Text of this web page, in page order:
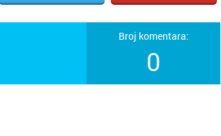
Broj komentara:
0